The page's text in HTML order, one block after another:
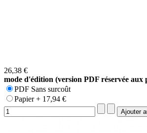
26,38 €
mode d'édition (version PDF réservée aux
PDF Sans surcoût
Papier + 17,94 €